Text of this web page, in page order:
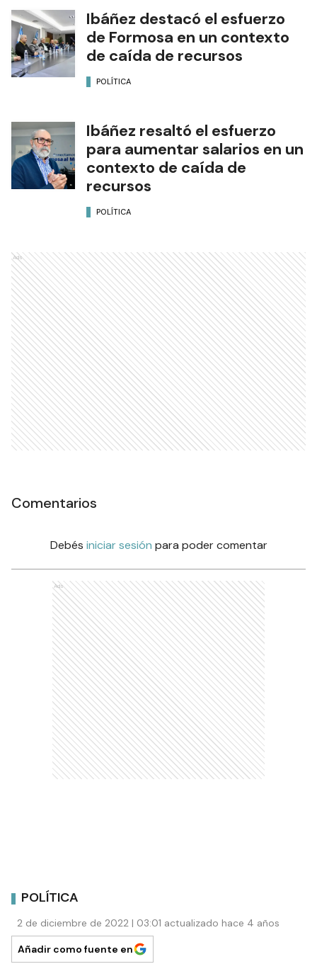
Ibáñez destacó el esfuerzo
de Formosa en un contexto
de caída de recursos
POLÍTICA
Ibáñez resaltó el esfuerzo
para aumentar salarios en un
contexto de caída de
recursos
POLÍTICA
Ads
Comentarios
Debés iniciar sesión para poder comentar
Ads
POLÍTICA
2 de diciembre de 2022 | 03:01 actualizado hace 4 años
Añadir como fuente en